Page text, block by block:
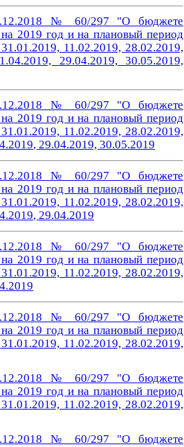
№ 60/297 "О бюджете
2019 год и на плановый период
11.02.2019, 28.02.2019,
29.04.2019, 30.05.2019,
№ 60/297 "О бюджете
2019 год и на плановый период
31.01.2019, 11.02.2019, 28.02.2019,
, 29.04.2019, 30.05.2019
№ 60/297 "О бюджете
2019 год и на плановый период
31.01.2019, 11.02.2019, 28.02.2019,
, 29.04.2019
№ 60/297 "О бюджете
2019 год и на плановый период
31.01.2019, 11.02.2019, 28.02.2019,
№ 60/297 "О бюджете
2019 год и на плановый период
31.01.2019, 11.02.2019, 28.02.2019,
№ 60/297 "О бюджете
2019 год и на плановый период
31.01.2019, 11.02.2019, 28.02.2019,
№ 60/297 "О бюджете